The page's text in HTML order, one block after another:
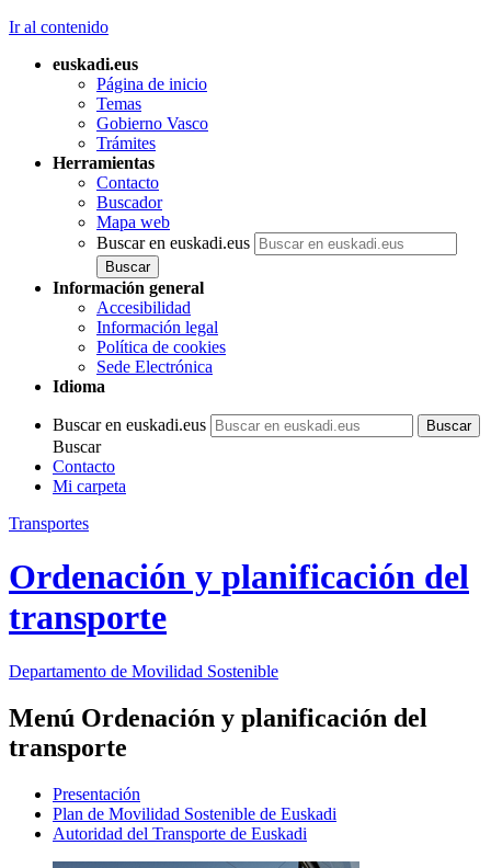
Ir al contenido
euskadi.eus
Página de inicio
Temas
Gobierno Vasco
Trámites
Herramientas
Contacto
Buscador
Mapa web
Buscar en euskadi.eus
Información general
Accesibilidad
Información legal
Política de cookies
Sede Electrónica
Idioma
Buscar en euskadi.eus
Buscar
Contacto
Mi carpeta
Transportes
Ordenación y planificación del
transporte
Departamento de Movilidad Sostenible
Menú Ordenación y planificación del
transporte
Presentación
Plan de Movilidad Sostenible de Euskadi
Autoridad del Transporte de Euskadi